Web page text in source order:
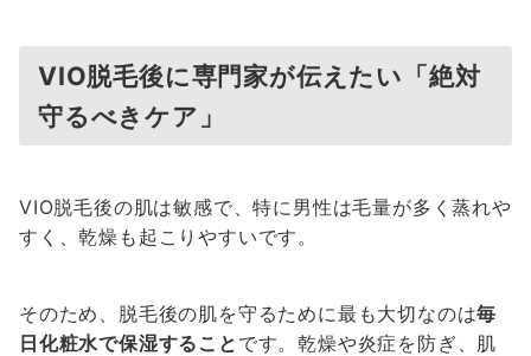
VIO脱毛後に専門家が伝えたい「絶対
守るべきケア」
VIO脱毛後の肌は敏感で、特に男性は毛量が多く蒸れや
すく、乾燥も起こりやすいです。
そのため、脱毛後の肌を守るために最も大切なのは毎
日化粧水で保湿すること です。乾燥や炎症を防ぎ、肌